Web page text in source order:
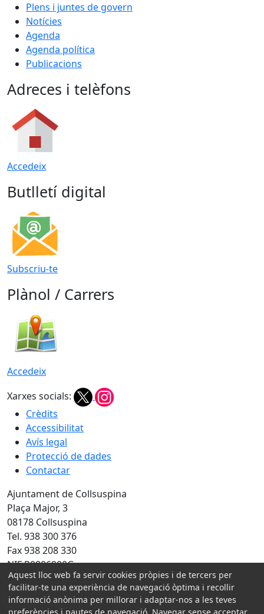
Plens i juntes de govern
Notícies
Agenda
Agenda política
Publicacions
Adreces i telèfons
Accedeix
Butlletí digital
Subscriu-te
Plànol / Carrers
Accedeix
Xarxes socials:
Crèdits
Accessibilitat
Avís legal
Protecció de dades
Contactar
Ajuntament de Collsuspina
Plaça Major, 3
08178 Collsuspina
Tel. 938 300 376
Fax 938 208 330
NIF P0806900G
Amb la col·laboració de:
Aquest lloc web fa servir cookies pròpies i de tercers per
facilitar-te una experiència de navegació òptima i recollir
informació anònima per millorar i adaptar-nos a les teves